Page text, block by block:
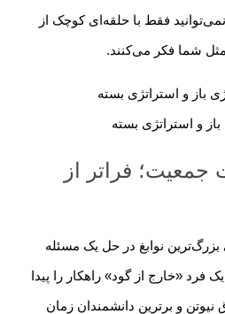
فقط با حلقه‌ای کوچک از
شما فکر می‌کنند.
و استراتژی بسته
فراتر از
نوابغ در حل یک مسئله
فرد «خارج از گود» راهکار را پیدا
و برترین دانشمندان زمان